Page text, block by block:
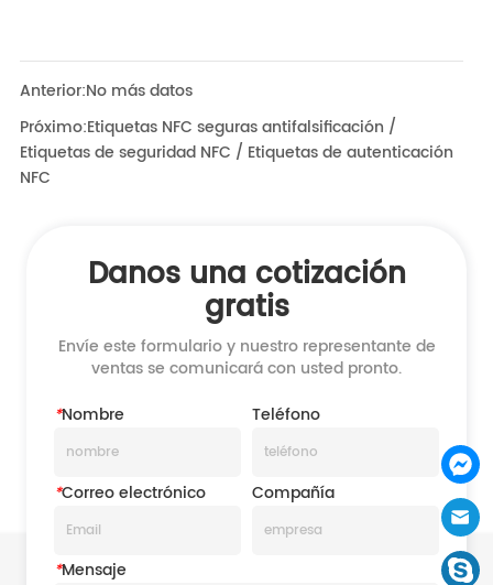
Anterior:No más datos
Próximo:Etiquetas NFC seguras antifalsificación /
Etiquetas de seguridad NFC / Etiquetas de autenticación
NFC
Danos una cotización
gratis
Envíe este formulario y nuestro representante de
ventas se comunicará con usted pronto.
*Nombre Teléfono
*Correo electrónico Compañía
*Mensaje